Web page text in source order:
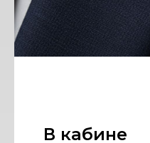
В кабине